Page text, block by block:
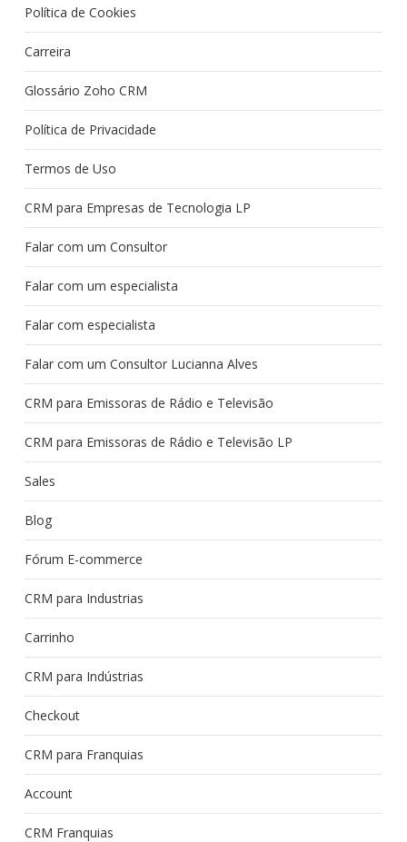
Política de Cookies
Carreira
Glossário Zoho CRM
Política de Privacidade
Termos de Uso
CRM para Empresas de Tecnologia LP
Falar com um Consultor
Falar com um especialista
Falar com especialista
Falar com um Consultor Lucianna Alves
CRM para Emissoras de Rádio e Televisão
CRM para Emissoras de Rádio e Televisão LP
Sales
Blog
Fórum E-commerce
CRM para Industrias
Carrinho
CRM para Indústrias
Checkout
CRM para Franquias
Account
CRM Franquias